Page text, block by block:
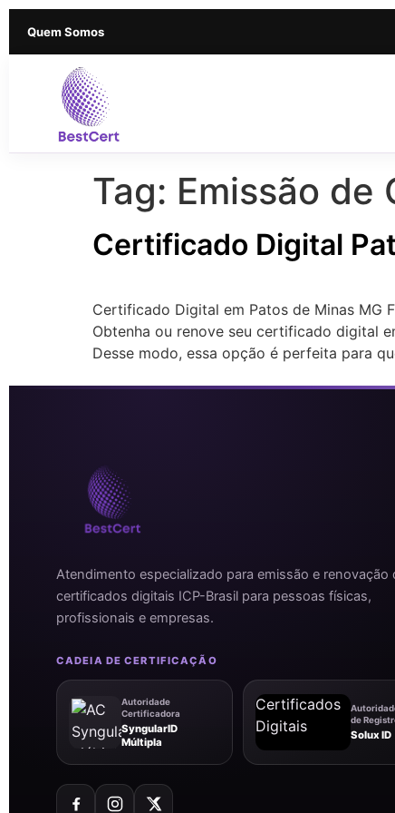
Quem Somos
Tag: Emissão de
Certificado Digital
Certificado Digital em Patos de Minas MG
Obtenha ou renove seu certificado digital
Desse modo, essa opção é perfeita para
Atendimento especializado para emissão e renovação
certificados digitais ICP-Brasil para pessoas físicas,
profissionais e empresas.
CADEIA DE CERTIFICAÇÃO
Autoridade
Certificadora
SyngularID
Múltipla
de
Solux ID